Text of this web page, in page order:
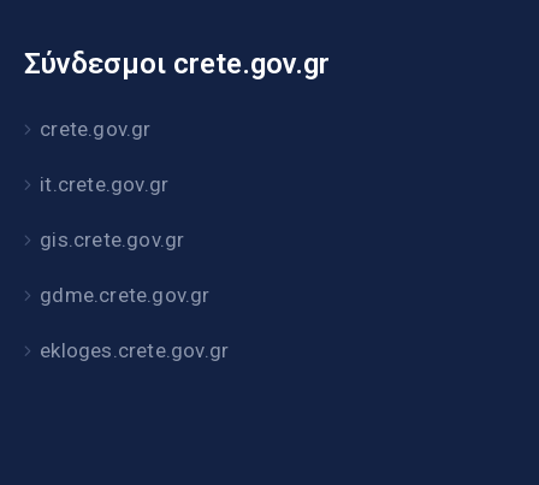
Σύνδεσμοι crete.gov.gr
crete.gov.gr
it.crete.gov.gr
gis.crete.gov.gr
gdme.crete.gov.gr
ekloges.crete.gov.gr